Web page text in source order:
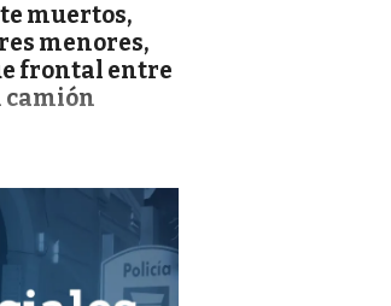
muertos,
menores,
frontal entre
camión